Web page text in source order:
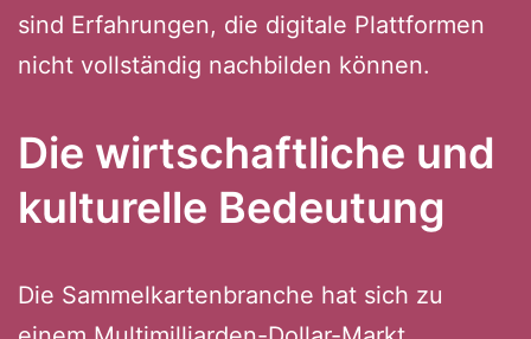
sind Erfahrungen, die digitale Plattformen
nicht vollständig nachbilden können.
Die wirtschaftliche und
kulturelle Bedeutung
Die Sammelkartenbranche hat sich zu